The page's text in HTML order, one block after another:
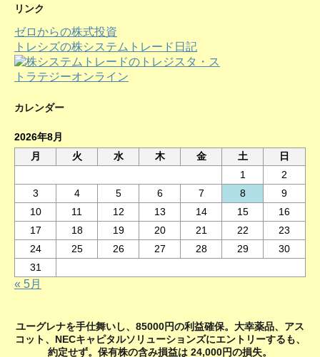
カ
ブ
リンク
ゼロからの株式投資
トレシズの株システムトレード日記
カレンダー
2026年8月
月
火 水 木 金 土
日
1
2
3
4 5 6 7 8
9
10
11 12 13 14 15
16
17
18 19 20 21 22
23
24
25 26 27 28 29
30
31
« 5月
ユーグレナを手仕舞いし、85000円の利益確保。大幸薬品、アス
コット、NECキャピタルソリューションズにエントリーするも、
約定せず。保有株の含み損益は 24,000円の損失。